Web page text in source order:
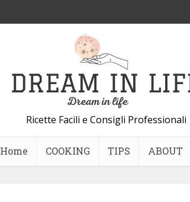
Ricette Facili e Consigli Professionali
Home COOKING TIPS ABOUT